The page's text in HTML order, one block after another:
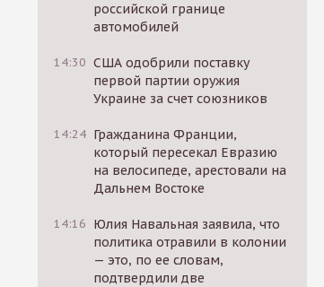
российской границе
автомобилей
14:30 США одобрили поставку
первой партии оружия
Украине за счет союзников
14:24 Гражданина Франции,
который пересекал Евразию
на велосипеде, арестовали на
Дальнем Востоке
14:16 Юлия Навальная заявила, что
политика отравили в колонии
— это, по ее словам,
подтвердили две